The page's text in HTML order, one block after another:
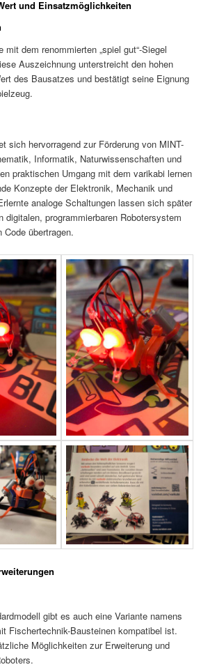
und Einsatzmöglichkeiten
mit dem renommierten „spiel gut“-Siegel
Auszeichnung unterstreicht den hohen
des Bausatzes und bestätigt seine Eignung
sich hervorragend zur Förderung von MINT-
Informatik, Naturwissenschaften und
praktischen Umgang mit dem varikabi lernen
Konzepte der Elektronik, Mechanik und
analoge Schaltungen lassen sich später
digitalen, programmierbaren Robotersystem
Code übertragen.
gibt es auch eine Variante namens
Fischertechnik-Bausteinen kompatibel ist.
Möglichkeiten zur Erweiterung und